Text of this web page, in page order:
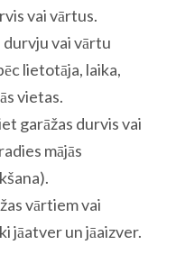
vai vārtus.
durvju vai vārtu
lietotāja, laika,
vietas.
garāžas durvis vai
mājās
vārtiem vai
jāatver un jāaizver.